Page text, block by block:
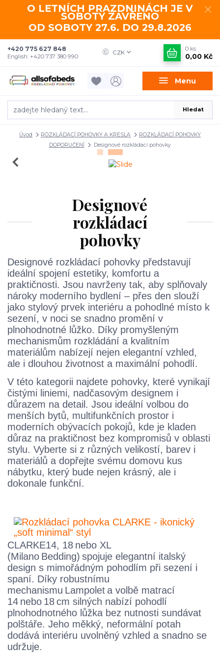
O LETNÍCH PRAZDNINÁCH JE V
SOBOTY ZAVŘENO
OD SOBOTY 27.6. DO 29.8.2026
Menu
CZK
Hledat
+420 775 627 848
English: +420 737 380 990
0 ks
0,00 Kč
Úvod ROZKLÁDACÍ POHOVKY A KŘESLA
ROZKLÁDACÍ POHOVKY
DOPORUČENÍ
Designové rozkládací pohovky
Designové
rozkládací
pohovky
Designové rozkládací pohovky představují
ideální spojení estetiky, komfortu a
praktičnosti. Jsou navrženy tak, aby splňovaly
nároky moderního bydlení – přes den slouží
jako stylový prvek interiéru a pohodlné místo k
sezení, v noci se snadno promění v
plnohodnotné lůžko. Díky promyšleným
mechanismům rozkládání a kvalitním
materiálům nabízejí nejen elegantní vzhled,
ale i dlouhou životnost a maximální pohodlí.
V této kategorii najdete pohovky, které vynikají
čistými liniemi, nadčasovým designem i
důrazem na detail. Jsou ideální volbou do
menších bytů, multifunkčních prostor i
moderních obývacích pokojů, kde je kladen
důraz na praktičnost bez kompromisů v oblasti
stylu. Vyberte si z různých velikostí, barev i
materiálů a dopřejte svému domovu kus
nábytku, který bude nejen krásný, ale i
dokonale funkční.
CLARKE14, 18 nebo XL
(Milano Bedding) spojuje elegantní italský
design s mimořádným pohodlím při sezení i
spaní. Díky robustnímu
mechanismu Lampolet a volbě matrací
14 nebo 18 cm silných nabízí pohodlí
plnohodnotného lůžka bez nutnosti sundávat
polštáře. Jeho měkký, neformální potah
dodává interiéru uvolněný vzhled a snadno se
udržuje.